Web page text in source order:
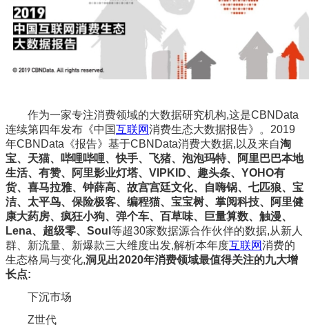
作为一家专注消费领域的大数据研究机构,这是CBNData
连续第四年发布《中国互联网消费生态大数据报告》。2019
年CBNData《报告》基于CBNData消费大数据,以及来自淘
宝、天猫、哔哩哔哩、快手、飞猪、泡泡玛特、阿里巴巴本地
生活、有赞、阿里影业灯塔、VIPKID、趣头条、YOHO有
货、喜马拉雅、钟薛高、故宫宫廷文化、自嗨锅、七匹狼、宝
洁、太平鸟、保险极客、编程猫、宝宝树、掌阅科技、阿里健
康大药房、疯狂小狗、弹个车、百草味、巨量算数、触漫、
Lena、超级零、Soul 等超30家数据源合作伙伴的数据,从新人
群、新流量、新爆款三大维度出发,解析本年度互联网消费的
生态格局与变化,洞见出2020年消费领域最值得关注的九大增
长点:
下沉市场
Z世代